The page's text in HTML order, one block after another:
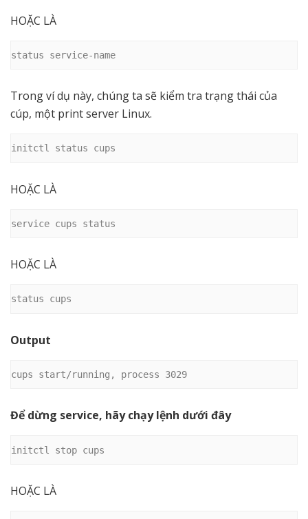
HOẶC LÀ
status service-name
Trong ví dụ này, chúng ta sẽ kiểm tra trạng thái của
cúp, một print server Linux.
initctl status cups
HOẶC LÀ
service cups status
HOẶC LÀ
status cups
Output
cups start/running, process 3029
Để dừng service, hãy chạy lệnh dưới đây
initctl stop cups
HOẶC LÀ